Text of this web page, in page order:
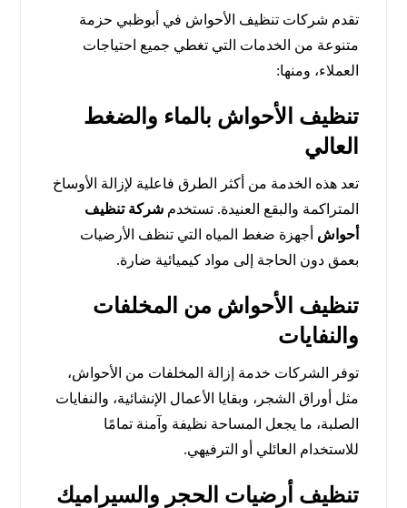
تقدم شركات تنظيف الأحواش في أبوظبي حزمة
متنوعة من الخدمات التي تغطي جميع احتياجات
العملاء، ومنها:
تنظيف الأحواش بالماء والضغط
العالي
تعد هذه الخدمة من أكثر الطرق فاعلية لإزالة الأوساخ
المتراكمة والبقع العنيدة. تستخدمشركة تنظيف
أحواش أجهزة ضغط المياه التي تنظف الأرضيات
بعمق دون الحاجة إلى مواد كيميائية ضارة.
تنظيف الأحواش من المخلفات
والنفايات
توفر الشركات خدمة إزالة المخلفات من الأحواش،
مثل أوراق الشجر، وبقايا الأعمال الإنشائية، والنفايات
الصلبة، ما يجعل المساحة نظيفة وآمنة تمامًا
للاستخدام العائلي أو الترفيهي.
تنظيف أرضيات الحجر والسيراميك